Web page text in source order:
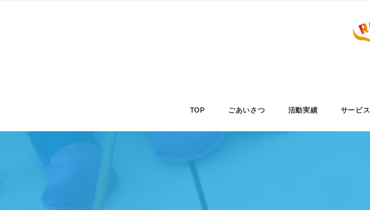
TOP ごあいさつ 活動実績 サービス